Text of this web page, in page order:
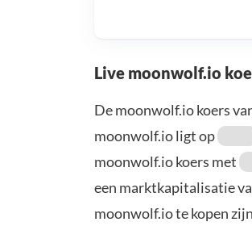
Live moonwolf.io
De moonwolf.io koers
moonwolf.io ligt op
moonwolf.io koers met
een marktkapitalisatie
moonwolf.io te kopen